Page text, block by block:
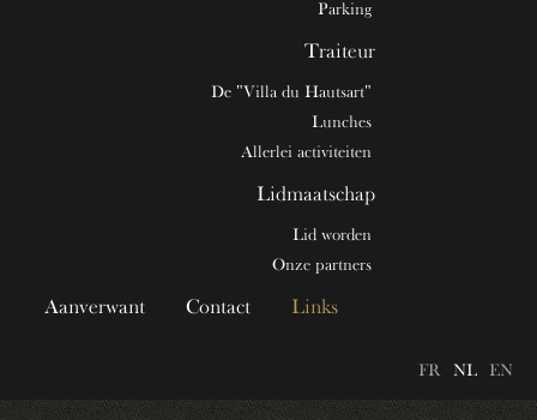
Parking
Traiteur
De "Villa du Hautsart"
Lunches
Allerlei activiteiten
Lidmaatschap
Lid worden
Onze partners
Aanverwant Contact Links
FR NL EN